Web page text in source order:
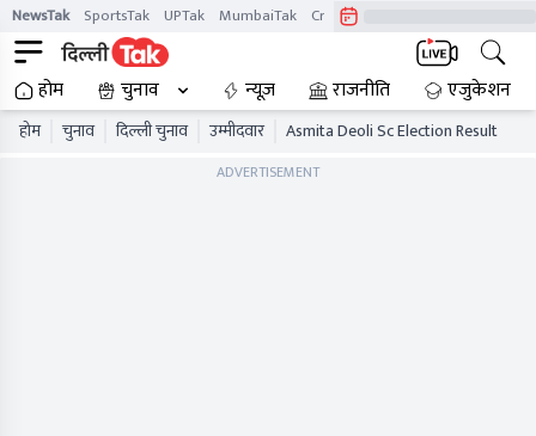
NewsTak SportsTak UPTak MumbaiTak CrimeTak
होम चुनाव न्यूज़ राजनीति एजुकेशन
होम चुनाव दिल्ली चुनाव उम्मीदवार Asmita Deoli Sc Election Result
ADVERTISEMENT